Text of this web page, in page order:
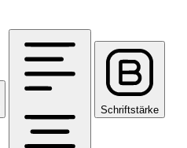
Schriftstärke